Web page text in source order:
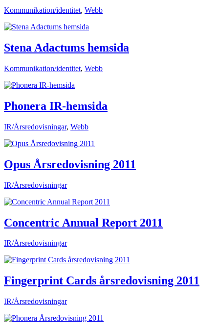
Kommunikation/identitet, Webb
Stena Adactums hemsida
Kommunikation/identitet, Webb
Phonera IR-hemsida
IR/Årsredovisningar, Webb
Opus Årsredovisning 2011
IR/Årsredovisningar
Concentric Annual Report 2011
IR/Årsredovisningar
Fingerprint Cards årsredovisning 2011
IR/Årsredovisningar